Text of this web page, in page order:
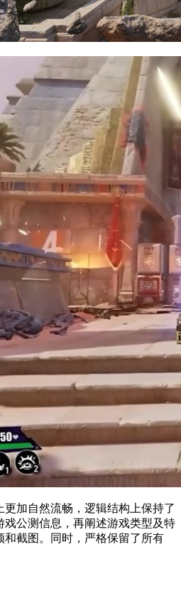
加自然流畅，逻辑结构上保持了
公测信息，再阐述游戏类型及特
截图。同时，严格保留了所有